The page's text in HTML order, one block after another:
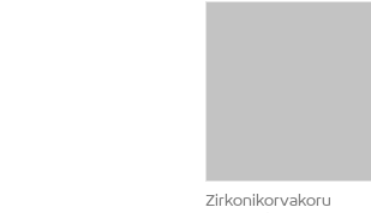
Zirkonikorvakoru